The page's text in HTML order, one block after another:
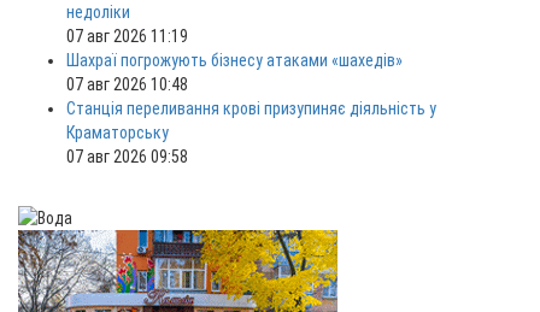
недоліки
07 авг 2026 11:19
Шахраї погрожують бізнесу атаками «шахедів»
07 авг 2026 10:48
Станція переливання крові призупиняє діяльність у
Краматорську
07 авг 2026 09:58